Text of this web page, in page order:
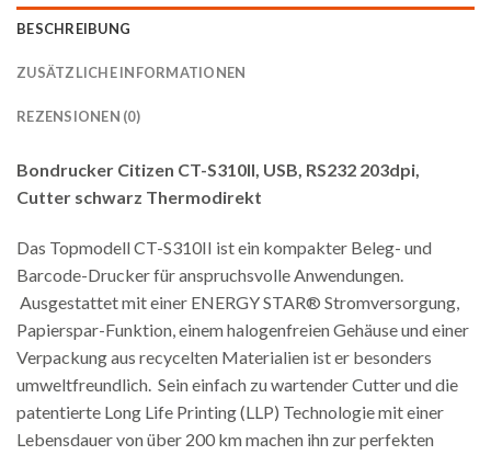
BESCHREIBUNG
ZUSÄTZLICHE INFORMATIONEN
REZENSIONEN (0)
Bondrucker Citizen CT-S310II, USB, RS232 203dpi,
Cutter schwarz Thermodirekt
Das Topmodell CT-S310II ist ein kompakter Beleg- und
Barcode-Drucker für anspruchsvolle Anwendungen.
Ausgestattet mit einer ENERGY STAR® Stromversorgung,
Papierspar-Funktion, einem halogenfreien Gehäuse und einer
Verpackung aus recycelten Materialien ist er besonders
umweltfreundlich. Sein einfach zu wartender Cutter und die
patentierte Long Life Printing (LLP) Technologie mit einer
Lebensdauer von über 200 km machen ihn zur perfekten